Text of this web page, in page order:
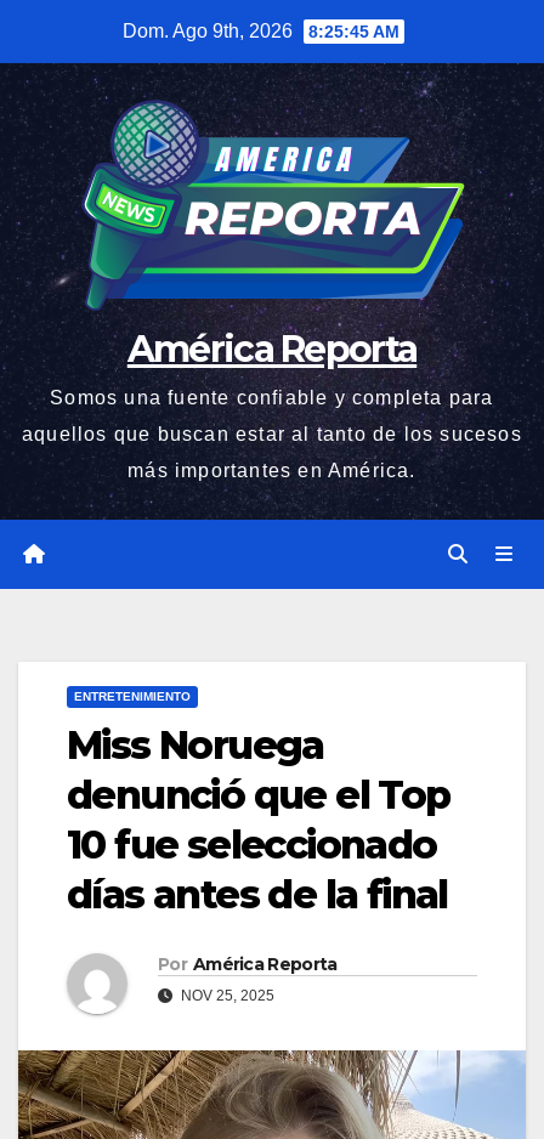
contenido
Dom. Ago 9th, 2026 8:25:46 AM
América Reporta
Somos una fuente confiable y completa para
aquellos que buscan estar al tanto de los sucesos
más importantes en América.
ENTRETENIMIENTO
Miss Noruega
denunció que el Top
10 fue seleccionado
días antes de la final
Por América Reporta
NOV 25, 2025